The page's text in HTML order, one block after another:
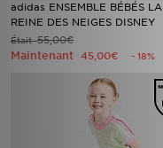
adidas ENSEMBLE BÉBÉS LA
REINE DES NEIGES DISNEY
Était55,00€
Maintenant 45,00€ - 18%